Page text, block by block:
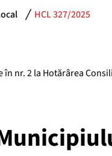
HCL 327/2025
nr. 2 la Hotărârea